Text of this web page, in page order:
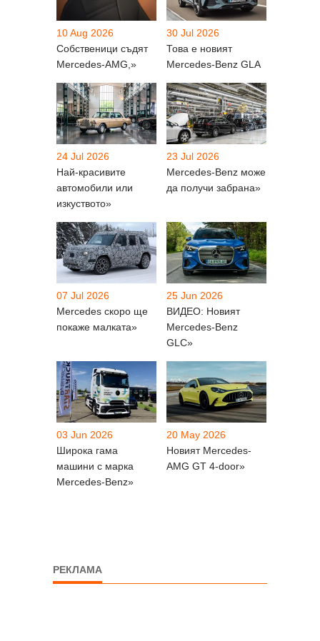
10 Aug 2026
Собственици съдят
Mercedes-AMG,»
30 Jul 2026
Това е новият
Mercedes-Benz GLA
24 Jul 2026
Най-красивите
автомобили или
изкуството»
23 Jul 2026
Mercedes-Benz може
да получи забрана»
07 Jul 2026
Mercedes скоро ще
покаже малката»
25 Jun 2026
ВИДЕО: Новият
Mercedes-Benz
GLC»
03 Jun 2026
Широка гама
машини с марка
Mercedes-Benz»
20 May 2026
Новият Mercedes-
AMG GT 4-door»
РЕКЛАМА